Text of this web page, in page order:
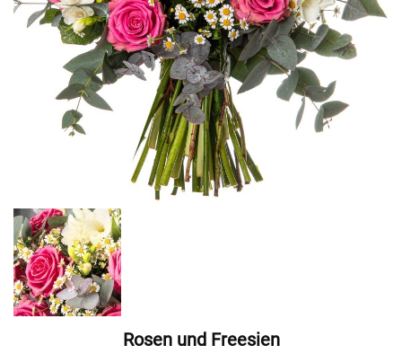
Rosen und Freesien